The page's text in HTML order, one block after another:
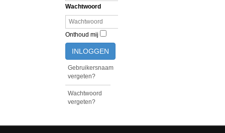
Wachtwoord
Onthoud mij
INLOGGEN
Gebruikersnaam
vergeten?
Wachtwoord
vergeten?